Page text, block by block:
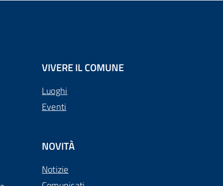
VIVERE IL COMUNE
Luoghi
Eventi
NOVITÀ
Notizie